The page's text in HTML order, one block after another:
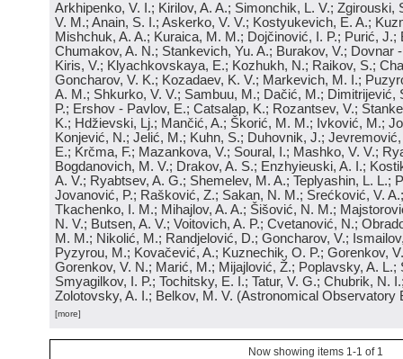
Arkhipenko, V. I.; Kirilov, A. A.; Simonchik, L. V.; Zgirouski,
V. M.; Anain, S. I.; Askerko, V. V.; Kostyukevich, E. A.;
Mishchuk, A. A.; Kuraica, M. M.; Dojčinović, I. P.; Purić, J.;
Chumakov, A. N.; Stankevich, Yu. A.; Burakov, V.; Dovnar
Kiris, V.; Klyachkovskaya, E.; Kozhukh, N.; Raikov, S.;
Goncharov, V. K.; Kozadaev, K. V.; Markevich, M. I.;
A. M.; Shkurko, V. V.; Sambuu, M.; Dačić, M.; Dimitrijević,
P.; Ershov - Pavlov, E.; Catsalap, K.; Rozantsev, V.;
K.; Hdžievski, Lj.; Mančić, A.; Škorić, M. M.; Ivković, M.;
Konjević, N.; Jelić, M.; Kuhn, S.; Duhovnik, J.;
E.; Krčma, F.; Mazankova, V.; Soural, I.; Mashko, V. V.;
Bogdanovich, M. V.; Drakov, A. S.; Enzhyieuski, A. I.;
A. V.; Ryabtsev, A. G.; Shemelev, M. A.; Teplyashin, L. L.;
Jovanović, P.; Rašković, Z.; Sakan, N. M.; Srećković, V.
Tkachenko, I. M.; Mihajlov, A. A.; Šišović, N. M.;
N. V.; Butsen, A. V.; Voitovich, A. P.; Cvetanović, N.;
M. M.; Nikolić, M.; Randjelović, D.; Goncharov, V.;
Pyzyrou, M.; Kovačević, A.; Kuznechik, O. P.; Gorenkov,
Gorenkov, V. N.; Marić, M.; Mijajlović, Ž.; Poplavsky, A. L.;
Smyagilkov, I. P.; Tochitsky, E. I.; Tatur, V. G.; Chubrik, N.
Zolotovsky, A. I.; Belkov, M. V. (Astronomical Observatory
[more]
Now showing items 1-1 of 1